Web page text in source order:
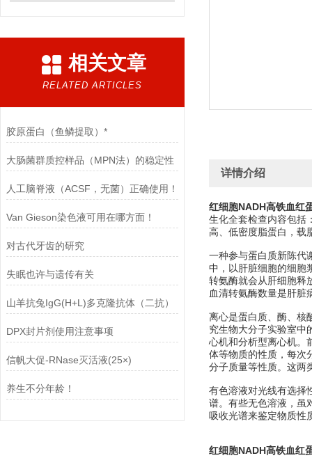
相关文章
RELATED ARTICLES
胶原蛋白（鱼鳞提取）*
大肠菌群质控样品（MPN法）的稳定性
人工脑脊液（ACSF，无菌）正确使用！
Van Gieson染色液可用在哪方面！
对古代牙齿的研究
失眠也许与遗传有关
山羊抗兔IgG(H+L)多克隆抗体（二抗）
DPX封片剂使用注意事项
信帆大促-RNase灭活液(25×)
养生不分年龄！
详情介绍
红细胞NADH高铁血红
生化全套检查内容包括
高、低密度脂蛋白，载
一种参与蛋白质新陈代
中，以肝脏细胞的细胞
转氨酶就会从肝细胞释
血清转氨酶数量是肝脏
离心是蛋白质、酶、核
究生物大分子实验室中
心机和分析型离心机。
体等物质的性质，每次
分子质量等性质。这两
有色溶液对光线有选择
谱。有些无色溶液，虽
吸收光谱来鉴定物质性
红细胞NADH高铁血红